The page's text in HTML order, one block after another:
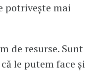
potrivește mai
de resurse. Sunt
le putem face și